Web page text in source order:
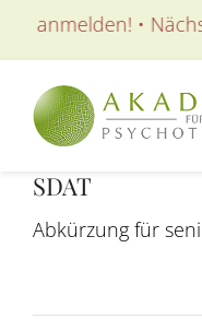
Inhalt
springen
anmelden! •
AKADEMIE
SDAT
Abkürzung für